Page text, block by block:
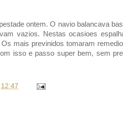
ontem. O navio balancava
vazios. Nestas ocasioes
mais previnidos tomaram
isso e passo super bem, sem
12:47